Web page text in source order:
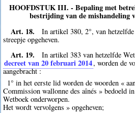
HOOFDSTUK III. - Bepaling met
bestrijding van de mishandeling
Art. 18.
In artikel 380, 2°, van
streepje opgeheven.
Art. 19. In artikel 383 van hetzelfde
decreet van 20 februari 2014, worden de
aangebracht :
1° in het eerste lid worden de woorden «
Commission wallonne des aînés » bedoeld
Wetboek onderworpen.
Het wordt vervolgens » opgeheven;